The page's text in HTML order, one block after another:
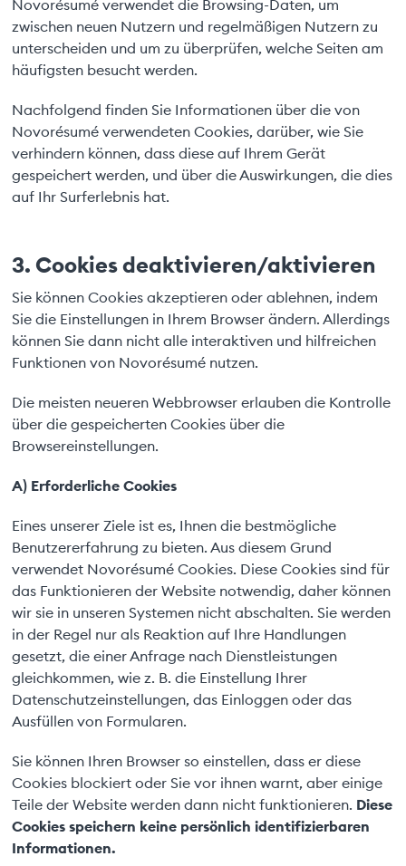
Novorésumé verwendet die Browsing-Daten, um
zwischen neuen Nutzern und regelmäßigen Nutzern zu
unterscheiden und um zu überprüfen, welche Seiten am
häufigsten besucht werden.
Nachfolgend finden Sie Informationen über die von
Novorésumé verwendeten Cookies, darüber, wie Sie
verhindern können, dass diese auf Ihrem Gerät
gespeichert werden, und über die Auswirkungen, die dies
auf Ihr Surferlebnis hat.
3. Cookies deaktivieren/aktivieren
Sie können Cookies akzeptieren oder ablehnen, indem
Sie die Einstellungen in Ihrem Browser ändern. Allerdings
können Sie dann nicht alle interaktiven und hilfreichen
Funktionen von Novorésumé nutzen.
Die meisten neueren Webbrowser erlauben die Kontrolle
über die gespeicherten Cookies über die
Browsereinstellungen.
A) Erforderliche Cookies
Eines unserer Ziele ist es, Ihnen die bestmögliche
Benutzererfahrung zu bieten. Aus diesem Grund
verwendet Novorésumé Cookies. Diese Cookies sind für
das Funktionieren der Website notwendig, daher können
wir sie in unseren Systemen nicht abschalten. Sie werden
in der Regel nur als Reaktion auf Ihre Handlungen
gesetzt, die einer Anfrage nach Dienstleistungen
gleichkommen, wie z. B. die Einstellung Ihrer
Datenschutzeinstellungen, das Einloggen oder das
Ausfüllen von Formularen.
Sie können Ihren Browser so einstellen, dass er diese
Cookies blockiert oder Sie vor ihnen warnt, aber einige
Teile der Website werden dann nicht funktionieren. Diese
Cookies speichern keine persönlich identifizierbaren
Informationen.